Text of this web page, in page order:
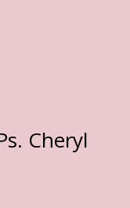
Cheryl